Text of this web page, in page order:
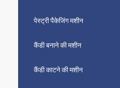
पेस्ट्री पैकेजिंग मशीन
कैंडी बनाने की मशीन
कैंडी काटने की मशीन